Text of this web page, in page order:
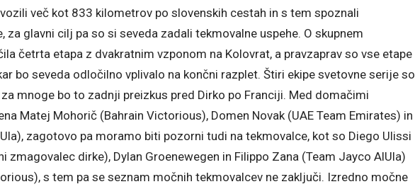
več kot 833 kilometrov po slovenskih cestah in s tem spoznali
za glavni cilj pa so si seveda zadali tekmovalne uspehe. O skupnem
četrta etapa z dvakratnim vzponom na Kolovrat, a pravzaprav so vse etape
bo seveda odločilno vplivalo na končni razplet. Štiri ekipe svetovne serije so
mnoge bo to zadnji preizkus pred Dirko po Franciji. Med domačimi
Matej Mohorič (Bahrain Victorious), Domen Novak (UAE Team Emirates) in
zagotovo pa moramo biti pozorni tudi na tekmovalce, kot so Diego Ulissi
zmagovalec dirke), Dylan Groenewegen in Filippo Zana (Team Jayco AlUla)
s tem pa se seznam močnih tekmovalcev ne zaključi. Izredno močne